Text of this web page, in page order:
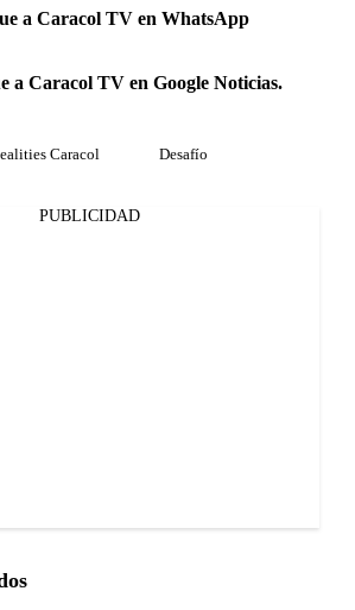
a Caracol TV en WhatsApp
a Caracol TV en Google Noticias.
Caracol Desafío
PUBLICIDAD